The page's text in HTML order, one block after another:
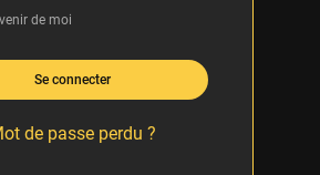
de moi
Se connecter
de passe perdu ?